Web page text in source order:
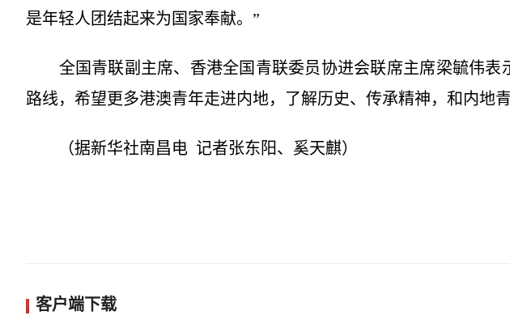
是年轻人团结起来为国家奉献。”
全国青联副主席、香港全国青联委员协进会联席主席梁毓伟表
路线，希望更多港澳青年走进内地，了解历史、传承精神，和内地
（据新华社南昌电 记者张东阳、奚天麒）
客户端下载